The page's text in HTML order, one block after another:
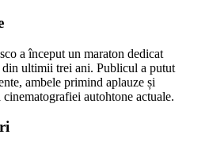
a început un maraton dedicat
ultimii trei ani. Publicul a putut
ambele primind aplauze și
autohtone actuale.